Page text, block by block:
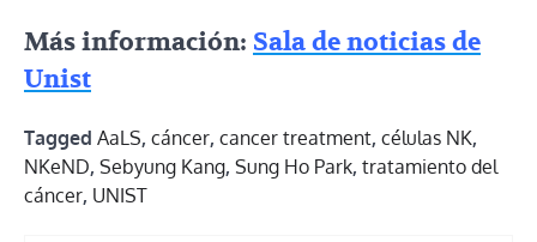
Más información: Sala de noticias de
Unist
Tagged AaLS, cáncer, cancer treatment, células NK,
NKeND, Sebyung Kang, Sung Ho Park, tratamiento del
cáncer, UNIST